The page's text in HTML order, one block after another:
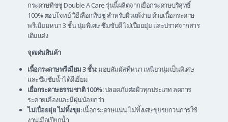
กระดาษทิชชู่ Double A Care รุ่นนี้ผลิตจากเยื่อกระดาษบริสุทธิ์
100% ตอบโจทย์ วิธีเลือกทิชชู่ สำหรับผิวแพ้ง่าย ด้วยเนื้อกระดาษ
พรีเมียมหนา 3 ชั้น นุ่มพิเศษ ซึมซับดี ไม่เปื่อยยุ่ย และปราศจากสาร
เติมแต่ง
จุดเด่นสินค้า
เนื้อกระดาษพรีเมียม 3 ชั้น:มอบสัมผัสที่หนา เหนียวนุ่มเป็นพิเศษ
และซึมซับน้ำได้ดีเยี่ยม
เยื่อกระดาษธรรมชาติ 100%:ปลอดภัยต่อผิวทุกประเภท ลดการ
ระคายเคืองและมีฝุ่นน้อยกว่า
ไม่เปื่อยยุ่ย ไม่ทิ้งขุย:เนื้อกระดาษแน่น ไม่ทิ้งเศษขุยรบกวนการใช้
งานเมื่อเปียกน้ำ